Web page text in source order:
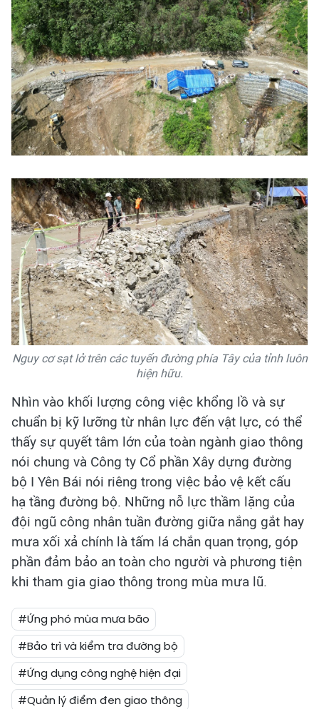
Nguy cơ sạt lở trên các tuyến đường phía Tây của tỉnh luôn
hiện hữu.
Nhìn vào khối lượng công việc khổng lồ và sự
chuẩn bị kỹ lưỡng từ nhân lực đến vật lực, có thể
thấy sự quyết tâm lớn của toàn ngành giao thông
nói chung và Công ty Cổ phần Xây dựng đường
bộ I Yên Bái nói riêng trong việc bảo vệ kết cấu
hạ tầng đường bộ. Những nỗ lực thầm lặng của
đội ngũ công nhân tuần đường giữa nắng gắt hay
mưa xối xả chính là tấm lá chắn quan trọng, góp
phần đảm bảo an toàn cho người và phương tiện
khi tham gia giao thông trong mùa mưa lũ.
#Ứng phó mùa mưa bão
#Bảo trì và kiểm tra đường bộ
#Ứng dụng công nghệ hiện đại
#Quản lý điểm đen giao thông